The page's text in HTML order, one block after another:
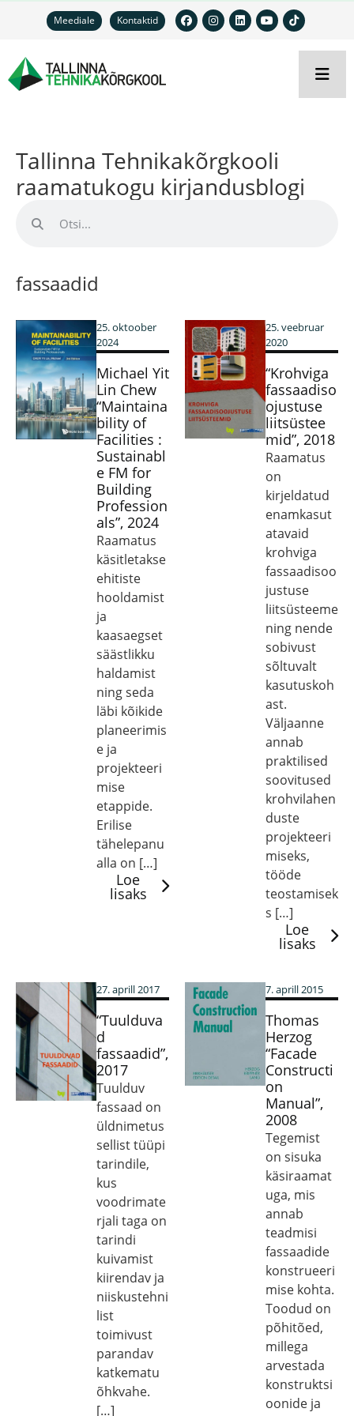
Meediale Kontaktid
Tallinna Tehnikakõrgkooli
raamatukogu kirjandusblogi
fassaadid
25. oktoober
2024
Michael Yit
Lin Chew
“Maintaina
bility of
Facilities :
Sustainabl
e FM for
Building
Profession
als”, 2024
Raamatus
käsitletakse
ehitiste
hooldamist
ja
kaasaegset
säästlikku
haldamist
ning seda
läbi kõikide
planeerimis
e ja
projekteeri
mise
etappide.
Erilise
tähelepanu
alla on […]
Loe
lisaks
25. veebruar
2020
“Krohviga
fassaadiso
ojustuse
liitsüstee
mid”, 2018
Raamatus
on
kirjeldatud
enamkasut
atavaid
krohviga
fassaadisoo
justuse
liitsüsteeme
ning nende
sobivust
sõltuvalt
kasutuskoh
ast.
Väljaanne
annab
praktilised
soovitused
krohvilahen
duste
projekteeri
miseks,
tööde
teostamisek
s […]
Loe
lisaks
27. aprill 2017
“Tuulduva
d
fassaadid”,
2017
Tuulduv
fassaad on
üldnimetus
sellist tüüpi
tarindile,
kus
voodrimate
rjali taga on
tarindi
kuivamist
kiirendav ja
niiskustehni
list
toimivust
parandav
katkematu
õhkvahe.
[…]
7. aprill 2015
Thomas
Herzog
“Facade
Constructi
on
Manual”,
2008
Tegemist
on sisuka
käsiraamat
uga, mis
annab
teadmisi
fassaadide
konstrueeri
mise kohta.
Toodud on
põhitõed,
millega
arvestada
konstruktsi
oonide ja